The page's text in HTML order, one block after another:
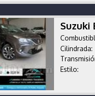
Suzuki
Cilindrada:
Estilo: